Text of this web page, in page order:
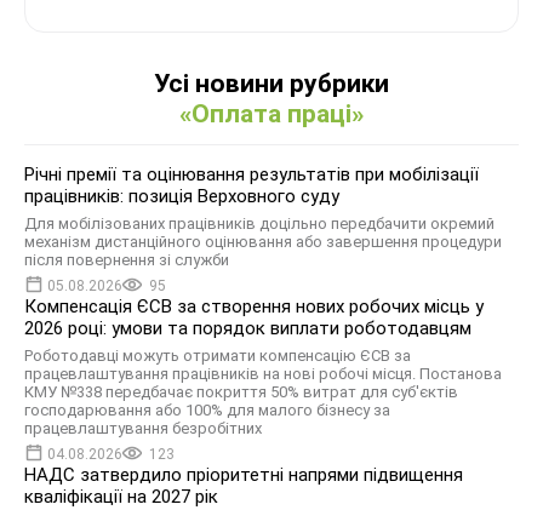
Усі новини рубрики
«Оплата праці»
Річні премії та оцінювання результатів при мобілізації
працівників: позиція Верховного суду
Для мобілізованих працівників доцільно передбачити окремий
механізм дистанційного оцінювання або завершення процедури
після повернення зі служби
05.08.2026 95
Компенсація ЄСВ за створення нових робочих місць у
2026 році: умови та порядок виплати роботодавцям
Роботодавці можуть отримати компенсацію ЄСВ за
працевлаштування працівників на нові робочі місця. Постанова
КМУ №338 передбачає покриття 50% витрат для суб'єктів
господарювання або 100% для малого бізнесу за
працевлаштування безробітних
04.08.2026 123
НАДС затвердило пріоритетні напрями підвищення
кваліфікації на 2027 рік